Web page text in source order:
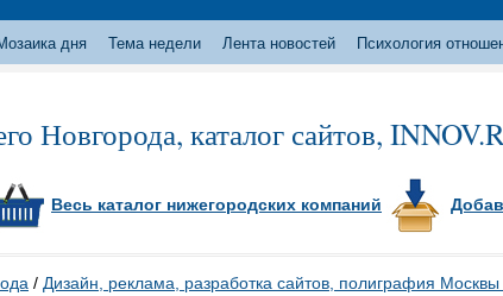
дня Тема недели Лента новостей Психология
Новгорода, каталог сайтов,
Весь каталог нижегородских компаний
/ Дизайн, реклама, разработка сайтов, полиграфия Москвы